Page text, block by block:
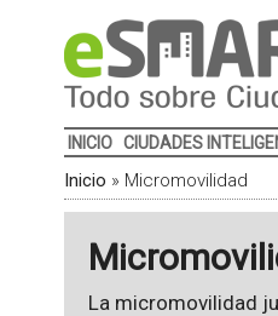
INICIO CIUDADES
Inicio » Micromovilidad
La micromovilidad